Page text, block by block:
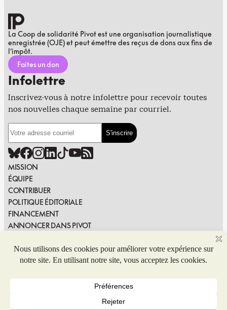
La Coop de solidarité Pivot est une organisation journalistique
enregistrée (OJE) et peut émettre des reçus de dons aux fins de
l’impôt.
Faites un don
Infolettre
Inscrivez-vous à notre infolettre pour recevoir toutes
nos nouvelles chaque semaine par courriel.
MISSION
ÉQUIPE
CONTRIBUER
POLITIQUE ÉDITORIALE
FINANCEMENT
ANNONCER DANS PIVOT
SIGNALER UNE ERREUR
NOUS JOINDRE
© 2026 Coop de solidarité Pivot. Tous droits réservés.